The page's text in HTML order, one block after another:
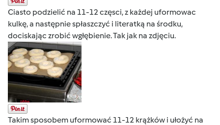
Ciasto podzielić na 11-12 częsci, z każdej uformowac
kulkę, a następnie spłaszczyć i literatką na środku,
dociskając zrobić wgłębienie. Tak jak na zdjęciu.
Takim sposobem uformować 11-12 krążków i ułożyć na